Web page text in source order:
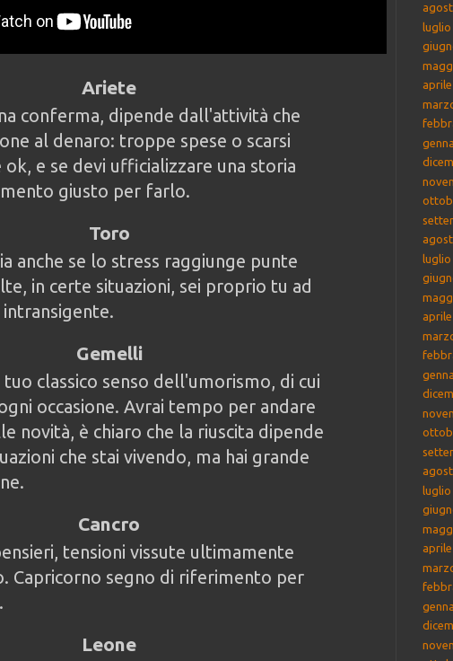
Ariete
conferma, dipende dall'attività che
al denaro: troppe spese o scarsi
e se devi ufficializzare una storia
giusto per farlo.
Toro
anche se lo stress raggiunge punte
in certe situazioni, sei proprio tu ad
Gemelli
tuo classico senso dell'umorismo, di cui
occasione. Avrai tempo per andare
novità, è chiaro che la riuscita dipende
che stai vivendo, ma hai grande
Cancro
tensioni vissute ultimamente
Capricorno segno di riferimento per
Leone
luglio
luglio
luglio